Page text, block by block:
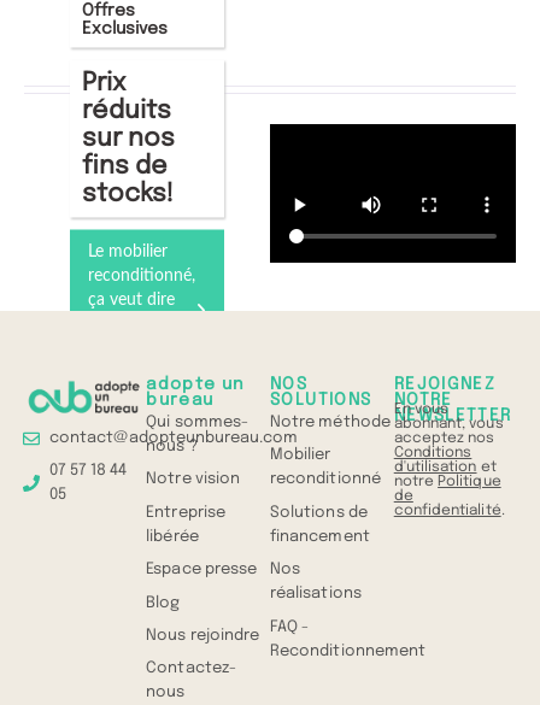
Offres
Exclusives
Prix
réduits
sur nos
fins de
stocks!
Le mobilier
reconditionné,
ça veut dire
tout en 1 min
contact@adopteunbureau.com
07 57 18 44
05
adopte un
bureau
Qui sommes-
nous ?
Notre vision
Entreprise
libérée
Espace presse
Blog
Nous rejoindre
Contactez-
nous
NOS
SOLUTIONS
Notre méthode
Mobilier
reconditionné
Solutions de
financement
Nos
réalisations
FAQ -
Reconditionnement
REJOIGNEZ
NOTRE
NEWSLETTER
En vous
abonnant, vous
acceptez nos
Conditions
d'utilisation et
notre Politique
de
confidentialité.